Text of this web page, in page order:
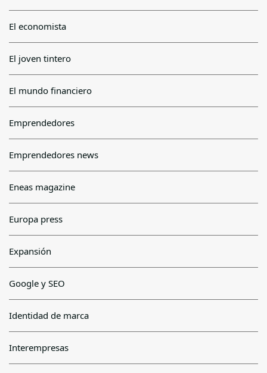
El economista
El joven tintero
El mundo financiero
Emprendedores
Emprendedores news
Eneas magazine
Europa press
Expansión
Google y SEO
Identidad de marca
Interempresas